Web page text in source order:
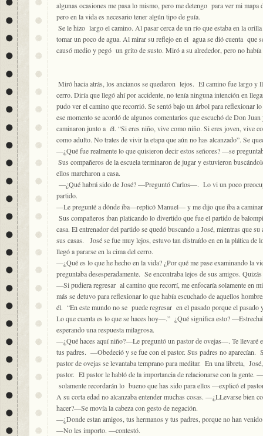
algunas ocasiones me pasa lo mismo, pero me detengo para ver mi mapa
pero en la vida es necesario tener algún tipo de guía.
Se le hizo largo el camino. Al pasar cerca de un río que estaba en la
tomar un poco de agua. Al mirar su reflejo en el agua se dió cuenta que
causó medio y pegó un grito de susto. Miró a su alrededor, pero no
Miró hacia atrás, los ancianos se quedaron lejos. El camino fue largo y
cerro. Diría que llegó ahí por accidente, no tenía ninguna intención en
pudo ver el camino que recorrió. Se sentó bajo un árbol para reflexionar
ese momento se acordó de algunos comentarios que escuchó de Don
caminaron junto a él. “Si eres niño, vive como niño. Si eres joven, vive
como adulto. No trates de vivir la etapa que aún no has alcanzado”. Se
—¿Qué fue realmente lo que quisieron decir estos señores? —se
Sus compañeros de la escuela terminaron de jugar y estuvieron
ellos marcharon a casa.
—¿Qué habrá sido de José? —Preguntó Carlos—. Lo vi un poco
partido.
—Le pregunté a dónde iba—replicó Manuel— y me dijo que iba a
Sus compañeros iban platicando lo divertido que fue el partido de
casa. El entrenador del partido se quedó buscando a José, mientras que
sus casas. José se fue muy lejos, estuvo tan distraído en en la plática de
llegó a pararse en la cima del cerro.
—¿Qué es lo que he hecho en la vida? ¿Por qué me pase examinando la
preguntaba desesperadamente. Se encontraba lejos de sus amigos.
—Si pudiera regresar al camino que recorrí, me enfocaría solamente en
más se detuvo para reflexionar lo que había escuchado de aquellos
él. “En este mundo no se puede regresar en el pasado porque el pasado
Lo que cuenta es lo que se haces hoy—.” ¿Qué significa esto?
esperando una respuesta milagrosa.
—¿Qué haces aquí niño?—Le preguntó un pastor de ovejas—. Te llevaré
tus padres. —Obedeció y se fue con el pastor. Sus padres no aparecían.
pastor de ovejas se levantaba temprano para meditar. En una libreta,
pastor. El pastor le habló de la importancia de relacionarse con la gente.
solamente recordarán lo bueno que has sido para ellos —explicó el
A su corta edad no alcanzaba entender muchas cosas. —¿LLevarse bien
hacer?—Se movía la cabeza con gesto de negación.
—¿Donde estan amigos, tus hermanos y tus padres, porque no han venido
—No les importo. —contestó.